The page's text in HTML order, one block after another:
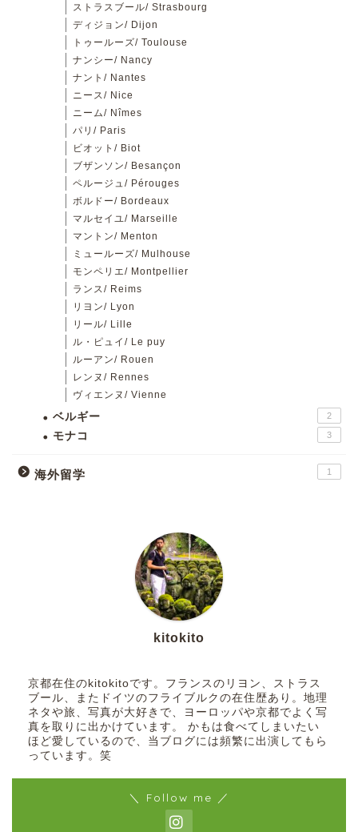
ストラスブール/ Strasbourg
ディジョン/ Dijon
トゥールーズ/ Toulouse
ナンシー/ Nancy
ナント/ Nantes
ニース/ Nice
ニーム/ Nîmes
パリ/ Paris
ビオット/ Biot
ブザンソン/ Besançon
ペルージュ/ Pérouges
ボルドー/ Bordeaux
マルセイユ/ Marseille
マントン/ Menton
ミュールーズ/ Mulhouse
モンペリエ/ Montpellier
ランス/ Reims
リヨン/ Lyon
リール/ Lille
ル・ピュイ/ Le puy
ルーアン/ Rouen
レンヌ/ Rennes
ヴィエンヌ/ Vienne
ベルギー 2
モナコ 3
海外留学 1
kitokito
京都在住のkitokitoです。フランスのリヨン、ストラス
ブール、またドイツのフライブルクの在住歴あり。地理
ネタや旅、写真が大好きで、ヨーロッパや京都でよく写
真を取りに出かけています。 かもは食べてしまいたい
ほど愛しているので、当ブログには頻繁に出演してもら
っています。笑
＼ Follow me ／